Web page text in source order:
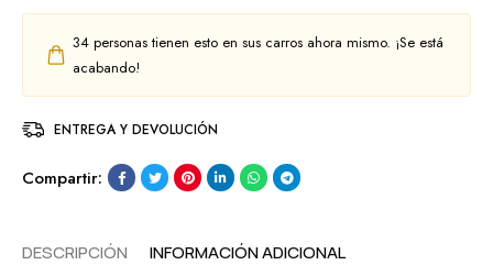
34 personas tienen esto en sus carros ahora mismo. ¡Se está
acabando!
ENTREGA Y DEVOLUCIÓN
Compartir:
DESCRIPCIÓN INFORMACIÓN ADICIONAL